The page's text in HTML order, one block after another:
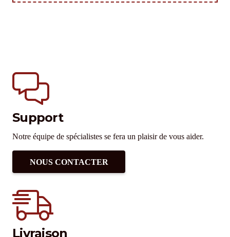
Support
Notre équipe de spécialistes se fera un plaisir de vous aider.
NOUS CONTACTER
Livraison